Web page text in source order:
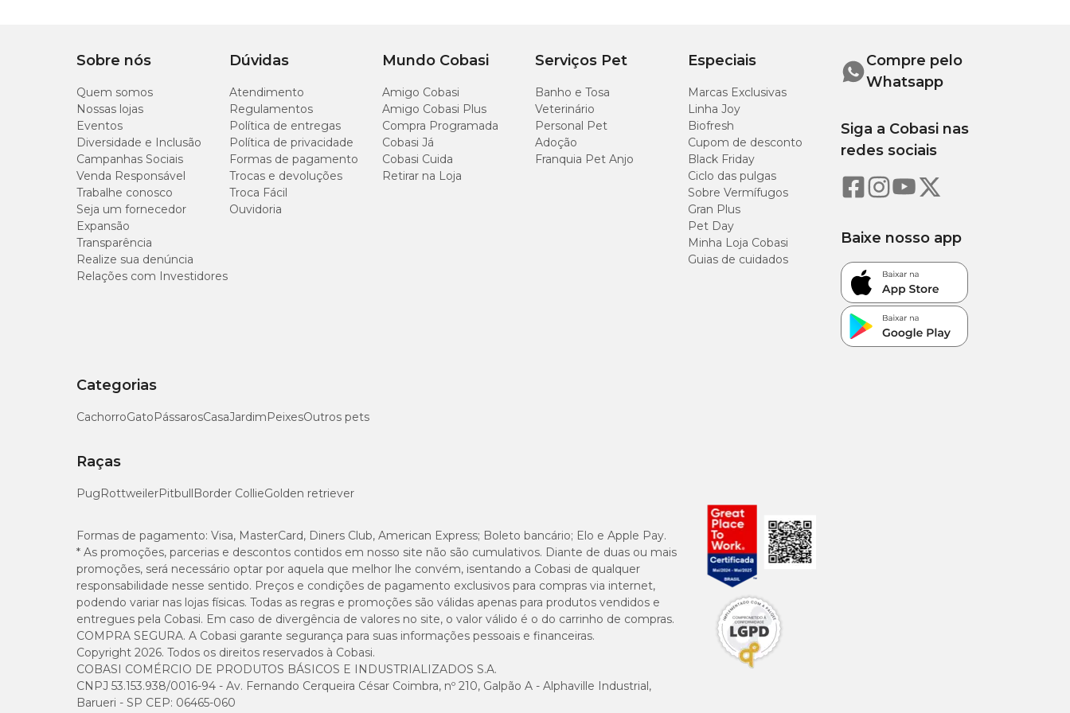
Frequência A cada 30 dias
Característica Pó
Dosagem 1 medida do dosador por litro de água
Sobre nós
Quem somos
Nossas lojas
Eventos
Diversidade e Inclusão
Campanhas Sociais
Venda Responsável
Trabalhe conosco
Seja um fornecedor
Expansão
Transparência
Realize sua denúncia
Relações com Investidores
Dúvidas
Atendimento
Regulamentos
Política de entregas
Política de privacidade
Formas de pagamento
Trocas e devoluções
Troca Fácil
Ouvidoria
Mundo Cobasi
Amigo Cobasi
Amigo Cobasi Plus
Compra Programada
Cobasi Já
Cobasi Cuida
Retirar na Loja
Serviços Pet
Banho e Tosa
Veterinário
Personal Pet
Adoção
Franquia Pet Anjo
Especiais
Marcas Exclusivas
Linha Joy
Biofresh
Cupom de desconto
Black Friday
Ciclo das pulgas
Sobre Vermífugos
Gran Plus
Pet Day
Minha Loja Cobasi
Guias de cuidados
Categorias
CachorroGatoPássarosCasaJardimPeixesOutros pets
Raças
PugRottweilerPitbullBorder CollieGolden retriever
Compre pelo
Whatsapp
Siga a Cobasi nas
redes sociais
Baixe nosso app
Formas de pagamento: Visa, MasterCard, Diners Club, American Express; Boleto bancário; Elo e Apple Pay.
* As promoções, parcerias e descontos contidos em nosso site não são cumulativos. Diante de duas ou mais
promoções, será necessário optar por aquela que melhor lhe convém, isentando a Cobasi de qualquer
responsabilidade nesse sentido. Preços e condições de pagamento exclusivos para compras via internet,
podendo variar nas lojas físicas. Todas as regras e promoções são válidas apenas para produtos vendidos e
entregues pela Cobasi. Em caso de divergência de valores no site, o valor válido é o do carrinho de compras.
COMPRA SEGURA. A Cobasi garante segurança para suas informações pessoais e financeiras.
Copyright 2026. Todos os direitos reservados à Cobasi.
COBASI COMÉRCIO DE PRODUTOS BÁSICOS E INDUSTRIALIZADOS S.A.
CNPJ 53.153.938/0016-94 - Av. Fernando Cerqueira César Coimbra, nº 210, Galpão A - Alphaville Industrial,
Barueri - SP CEP: 06465-060